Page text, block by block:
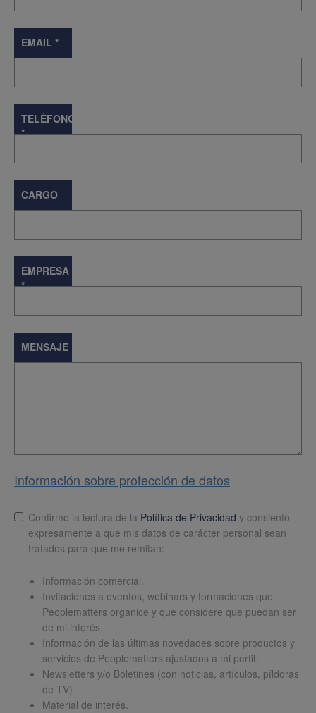
EMAIL *
TELÉFONO
*
CARGO
EMPRESA
*
MENSAJE
Información sobre protección de datos
LopdConfirmo la lectura de la Política de Privacidad y consiento
expresamente a que mis datos de carácter personal sean
tratados para que me remitan:
Información comercial.
Invitaciones a eventos, webinars y formaciones que
Peoplematters organice y que considere que puedan ser
de mi interés.
Información de las últimas novedades sobre productos y
servicios de Peoplematters ajustados a mi perfil.
Newsletters y/o Boletines (con noticias, artículos, píldoras
de TV)
Material de interés.